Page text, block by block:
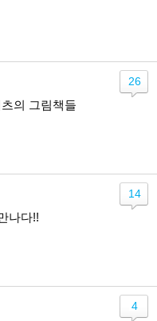
의 그림책들
26
나다!!
14
4